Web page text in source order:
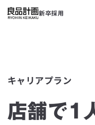
新卒採用
キャリアプラン
店舗で1